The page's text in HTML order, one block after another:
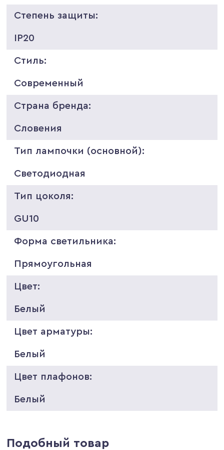
Степень защиты:
IP20
Стиль:
Современный
Страна бренда:
Словения
Тип лампочки (основной):
Светодиодная
Тип цоколя:
GU10
Форма светильника:
Прямоугольная
Цвет:
Белый
Цвет арматуры:
Белый
Цвет плафонов:
Белый
Подобный товар